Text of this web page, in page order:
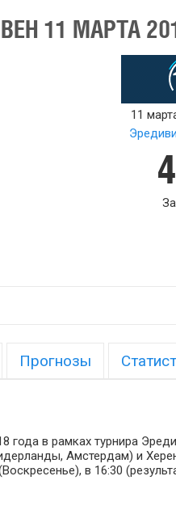
11 МАРТА
11
Прогнозы
года в рамках турнира
Амстердам) и
в 16:30